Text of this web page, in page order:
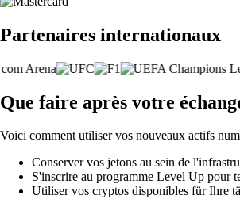
Partenaires internationaux
Que faire après votre
Voici comment utiliser vos nouveaux actifs
Conserver vos jetons au sein de
S'inscrire au programme Level Up pour
Utiliser vos cryptos disponibles für Ihre